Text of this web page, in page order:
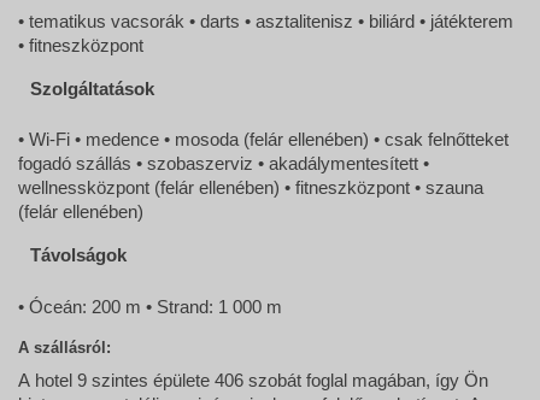
• tematikus vacsorák • darts • asztalitenisz • biliárd • játékterem
• fitneszközpont
Szolgáltatások
• Wi-Fi • medence • mosoda (felár ellenében) • csak felnőtteket
fogadó szállás • szobaszerviz • akadálymentesített •
wellnessközpont (felár ellenében) • fitneszközpont • szauna
(felár ellenében)
Távolságok
• Óceán: 200 m • Strand: 1 000 m
A szállásról:
A hotel 9 szintes épülete 406 szobát foglal magában, így Ön